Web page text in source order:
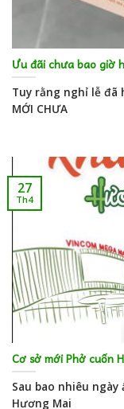
Ưu đãi chưa bao giờ
Tuy rằng nghỉ lễ đã
MỚI CHƯA
Cơ sở mới Phở cuốn
Sau bao nhiêu ngày
Hương Mai
27
Th4